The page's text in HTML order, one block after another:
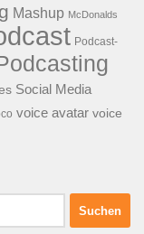
Mashup McDonalds
Podcast-
Social Media
voice avatar voice